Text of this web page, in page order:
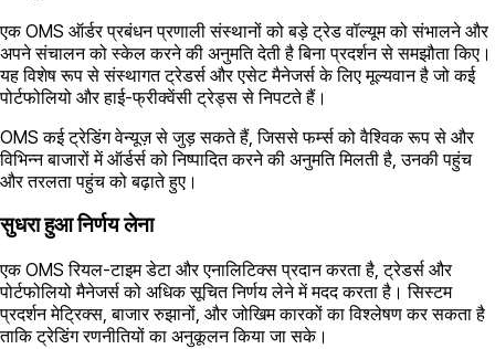
एक ​OMS ऑर्डर प्रबंधन प्रणाली संस्थानों को बड़े ट्रेड वॉल्यूम को संभालने और
अपने संचालन को स्केल करने की अनुमति देती है बिना प्रदर्शन से समझौता किए।
यह विशेष रूप से संस्थागत ट्रेडर्स और एसेट मैनेजर्स के लिए मूल्यवान है जो कई
पोर्टफोलियो और हाई-फ्रीक्वेंसी ट्रेड्स से निपटते हैं।
OMS कई ट्रेडिंग वेन्यूज़ से जुड़ सकते हैं, जिससे फर्म्स को वैश्विक रूप से और
विभिन्न बाजारों में ऑर्डर्स को निष्पादित करने की अनुमति मिलती है, उनकी पहुंच
और तरलता पहुंच को बढ़ाते हुए।
सुधरा हुआ निर्णय लेना
एक OMS रियल-टाइम डेटा और एनालिटिक्स प्रदान करता है, ट्रेडर्स और
पोर्टफोलियो मैनेजर्स को अधिक सूचित निर्णय लेने में मदद करता है। सिस्टम
प्रदर्शन मेट्रिक्स, बाजार रुझानों, और जोखिम कारकों का विश्लेषण कर सकता है
ताकि ट्रेडिंग रणनीतियों का अनुकूलन किया जा सके।